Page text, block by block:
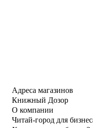
Адреса магазинов
Книжный Дозор
О компании
Читай-город для